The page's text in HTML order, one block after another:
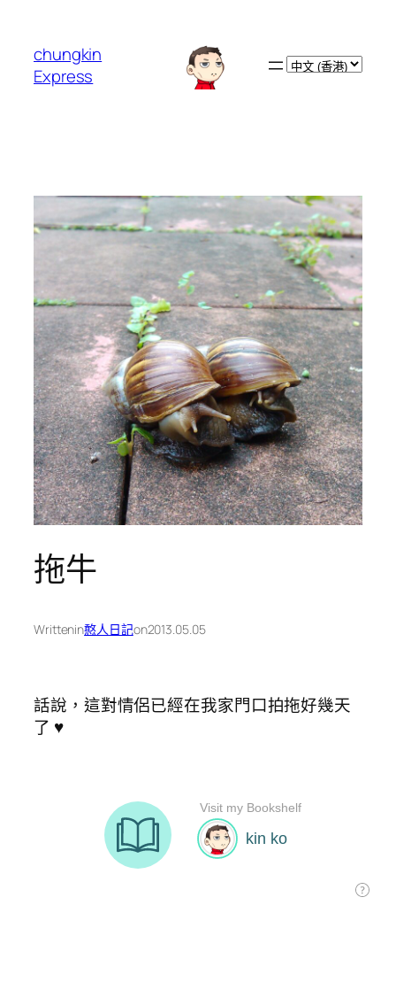
chungkin
Express
Choose
拖牛
Writtenin憨人日記on2013.05.05
話說，這對情侶已經在我家門口拍拖好幾天
了 ♥